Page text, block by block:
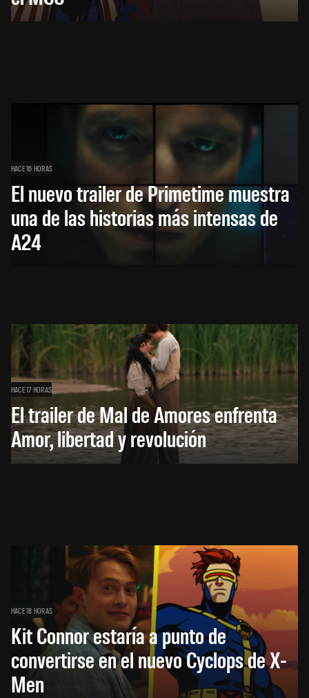
HACE 16 HORAS
El nuevo trailer de Primetime muestra
una de las historias más intensas de
A24
HACE 17 HORAS
El trailer de Mal de Amores enfrenta
Amor, libertad y revolución
HACE 18 HORAS
Kit Connor estaría a punto de
convertirse en el nuevo Cyclops de X-
Men